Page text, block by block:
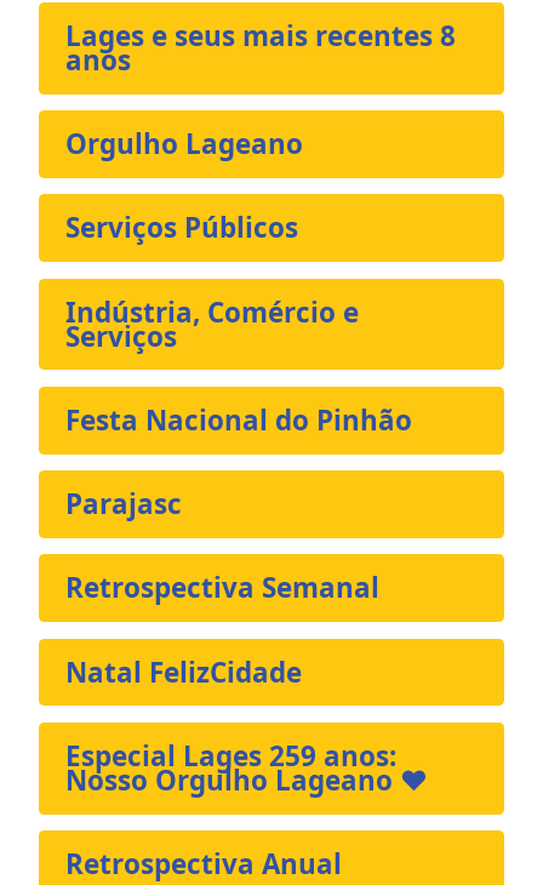
Lages e seus mais recentes 8
anos
Orgulho Lageano
Serviços Públicos
Indústria, Comércio e
Serviços
Festa Nacional do Pinhão
Parajasc
Retrospectiva Semanal
Natal FelizCidade
Especial Lages 259 anos:
Nosso Orgulho Lageano ❤️
Retrospectiva Anual